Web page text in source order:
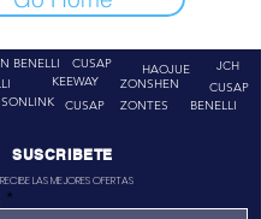
BENELLI
CUSAP
KEEWAY
SONLINK CUSAP
HAOJUE
JCH
ZONSHEN
ZONTES
CUSAP
BENELLI
SUSCRIBETE
RECIBE LAS MEJORES OFERTAS